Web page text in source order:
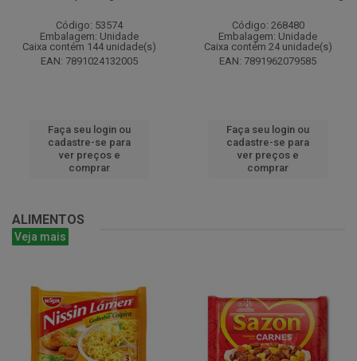
Código: 53574
Embalagem: Unidade
Caixa contém 144 unidade(s)
EAN: 7891024132005
Faça seu login ou
cadastre-se para
ver preços e
comprar
Código: 268480
Embalagem: Unidade
Caixa contém 24 unidade(s)
EAN: 7891962079585
Faça seu login ou
cadastre-se para
ver preços e
comprar
ALIMENTOS
Veja mais